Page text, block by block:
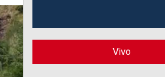
Vivo